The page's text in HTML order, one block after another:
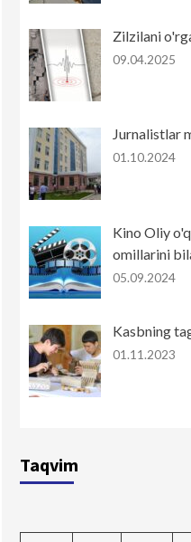
Zilzilani
09.04.2025
Jurnalistlar
01.10.2024
Kino Oliy
omillarini
05.09.2024
Kasbning
01.11.2023
Taqvim